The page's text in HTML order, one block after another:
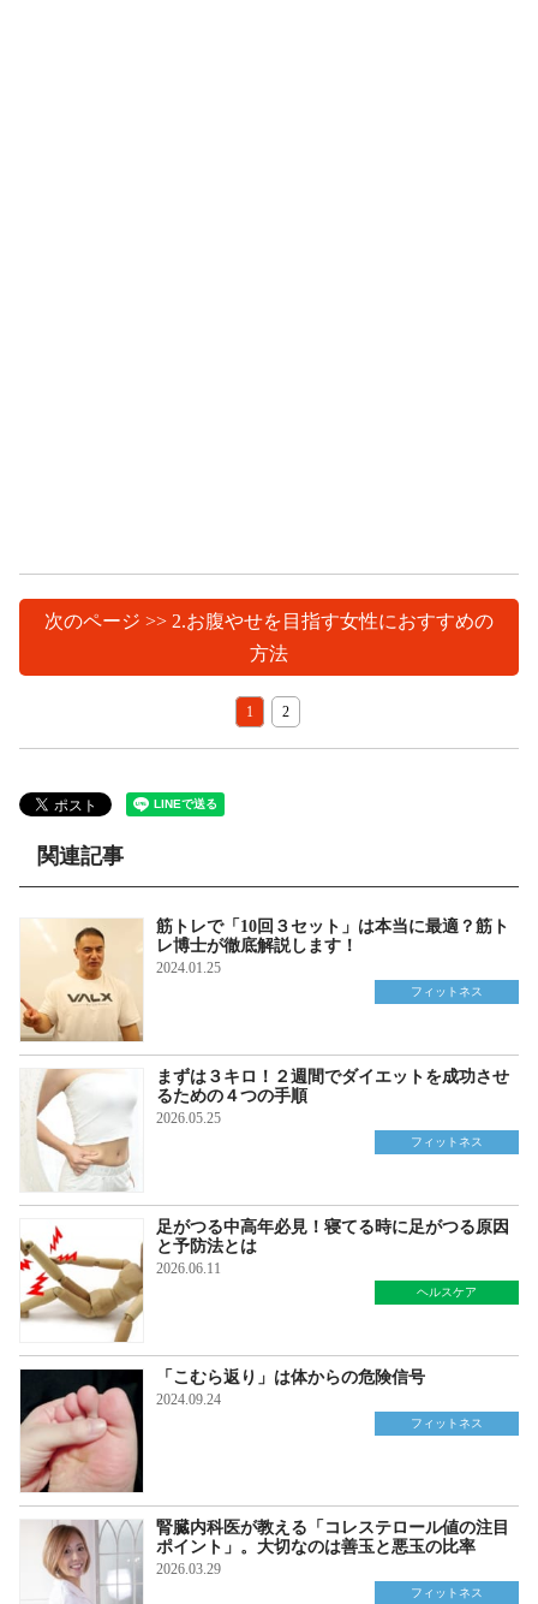
次のページ >> 2.お腹やせを目指す女性におすすめの
方法
1 2
関連記事
筋トレで「10回３セット」は本当に最適？筋ト
レ博士が徹底解説します！
2024.01.25
フィットネス
まずは３キロ！２週間でダイエットを成功させ
るための４つの手順
2026.05.25
フィットネス
足がつる中高年必見！寝てる時に足がつる原因
と予防法とは
2026.06.11
ヘルスケア
「こむら返り」は体からの危険信号
2024.09.24
フィットネス
腎臓内科医が教える「コレステロール値の注目
ポイント」。大切なのは善玉と悪玉の比率
2026.03.29
フィットネス